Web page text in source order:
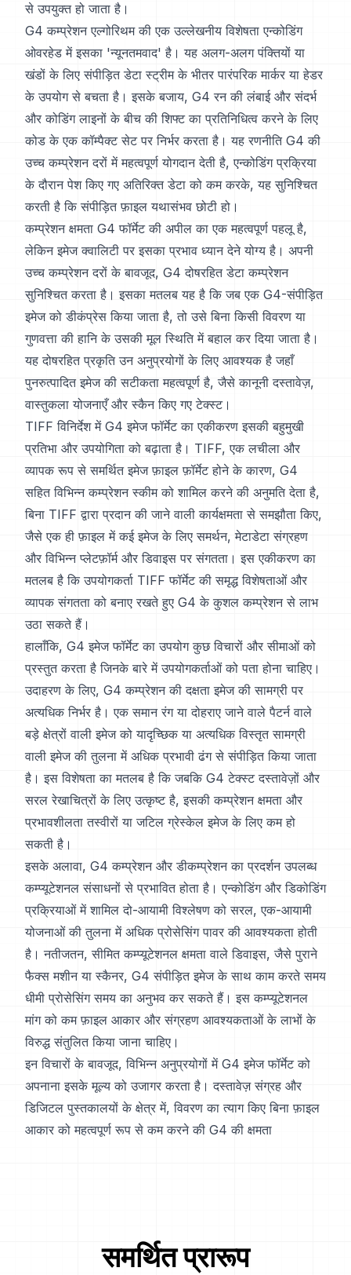
से उपयुक्त हो जाता है।
G4 कम्प्रेशन एल्गोरिथम की एक उल्लेखनीय विशेषता एन्कोडिंग
ओवरहेड में इसका 'न्यूनतमवाद' है। यह अलग-अलग पंक्तियों या
खंडों के लिए संपीड़ित डेटा स्ट्रीम के भीतर पारंपरिक मार्कर या हेडर
के उपयोग से बचता है। इसके बजाय, G4 रन की लंबाई और संदर्भ
और कोडिंग लाइनों के बीच की शिफ्ट का प्रतिनिधित्व करने के लिए
कोड के एक कॉम्पैक्ट सेट पर निर्भर करता है। यह रणनीति G4 की
उच्च कम्प्रेशन दरों में महत्वपूर्ण योगदान देती है, एन्कोडिंग प्रक्रिया
के दौरान पेश किए गए अतिरिक्त डेटा को कम करके, यह सुनिश्चित
करती है कि संपीड़ित फ़ाइल यथासंभव छोटी हो।
कम्प्रेशन क्षमता G4 फॉर्मेट की अपील का एक महत्वपूर्ण पहलू है,
लेकिन इमेज क्वालिटी पर इसका प्रभाव ध्यान देने योग्य है। अपनी
उच्च कम्प्रेशन दरों के बावजूद, G4 दोषरहित डेटा कम्प्रेशन
सुनिश्चित करता है। इसका मतलब यह है कि जब एक G4-संपीड़ित
इमेज को डीकंप्रेस किया जाता है, तो उसे बिना किसी विवरण या
गुणवत्ता की हानि के उसकी मूल स्थिति में बहाल कर दिया जाता है।
यह दोषरहित प्रकृति उन अनुप्रयोगों के लिए आवश्यक है जहाँ
पुनरुत्पादित इमेज की सटीकता महत्वपूर्ण है, जैसे कानूनी दस्तावेज़,
वास्तुकला योजनाएँ और स्कैन किए गए टेक्स्ट।
TIFF विनिर्देश में G4 इमेज फॉर्मेट का एकीकरण इसकी बहुमुखी
प्रतिभा और उपयोगिता को बढ़ाता है। TIFF, एक लचीला और
व्यापक रूप से समर्थित इमेज फ़ाइल फ़ॉर्मेट होने के कारण, G4
सहित विभिन्न कम्प्रेशन स्कीम को शामिल करने की अनुमति देता है,
बिना TIFF द्वारा प्रदान की जाने वाली कार्यक्षमता से समझौता किए,
जैसे एक ही फ़ाइल में कई इमेज के लिए समर्थन, मेटाडेटा संग्रहण
और विभिन्न प्लेटफ़ॉर्म और डिवाइस पर संगतता। इस एकीकरण का
मतलब है कि उपयोगकर्ता TIFF फॉर्मेट की समृद्ध विशेषताओं और
व्यापक संगतता को बनाए रखते हुए G4 के कुशल कम्प्रेशन से लाभ
उठा सकते हैं।
हालाँकि, G4 इमेज फॉर्मेट का उपयोग कुछ विचारों और सीमाओं को
प्रस्तुत करता है जिनके बारे में उपयोगकर्ताओं को पता होना चाहिए।
उदाहरण के लिए, G4 कम्प्रेशन की दक्षता इमेज की सामग्री पर
अत्यधिक निर्भर है। एक समान रंग या दोहराए जाने वाले पैटर्न वाले
बड़े क्षेत्रों वाली इमेज को यादृच्छिक या अत्यधिक विस्तृत सामग्री
वाली इमेज की तुलना में अधिक प्रभावी ढंग से संपीड़ित किया जाता
है। इस विशेषता का मतलब है कि जबकि G4 टेक्स्ट दस्तावेज़ों और
सरल रेखाचित्रों के लिए उत्कृष्ट है, इसकी कम्प्रेशन क्षमता और
प्रभावशीलता तस्वीरों या जटिल ग्रेस्केल इमेज के लिए कम हो
सकती है।
इसके अलावा, G4 कम्प्रेशन और डीकम्प्रेशन का प्रदर्शन उपलब्ध
कम्प्यूटेशनल संसाधनों से प्रभावित होता है। एन्कोडिंग और डिकोडिंग
प्रक्रियाओं में शामिल दो-आयामी विश्लेषण को सरल, एक-आयामी
योजनाओं की तुलना में अधिक प्रोसेसिंग पावर की आवश्यकता होती
है। नतीजतन, सीमित कम्प्यूटेशनल क्षमता वाले डिवाइस, जैसे पुराने
फैक्स मशीन या स्कैनर, G4 संपीड़ित इमेज के साथ काम करते समय
धीमी प्रोसेसिंग समय का अनुभव कर सकते हैं। इस कम्प्यूटेशनल
मांग को कम फ़ाइल आकार और संग्रहण आवश्यकताओं के लाभों के
विरुद्ध संतुलित किया जाना चाहिए।
इन विचारों के बावजूद, विभिन्न अनुप्रयोगों में G4 इमेज फॉर्मेट को
अपनाना इसके मूल्य को उजागर करता है। दस्तावेज़ संग्रह और
डिजिटल पुस्तकालयों के क्षेत्र में, विवरण का त्याग किए बिना फ़ाइल
आकार को महत्वपूर्ण रूप से कम करने की G4 की क्षमता
समर्थित प्रारूप